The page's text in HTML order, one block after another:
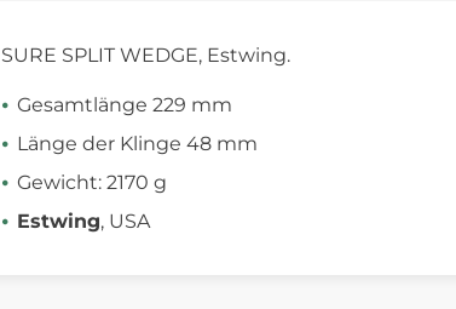
SURE SPLIT WEDGE, Estwing.
Gesamtlänge 229 mm
Länge der Klinge 48 mm
Gewicht: 2170 g
Estwing, USA